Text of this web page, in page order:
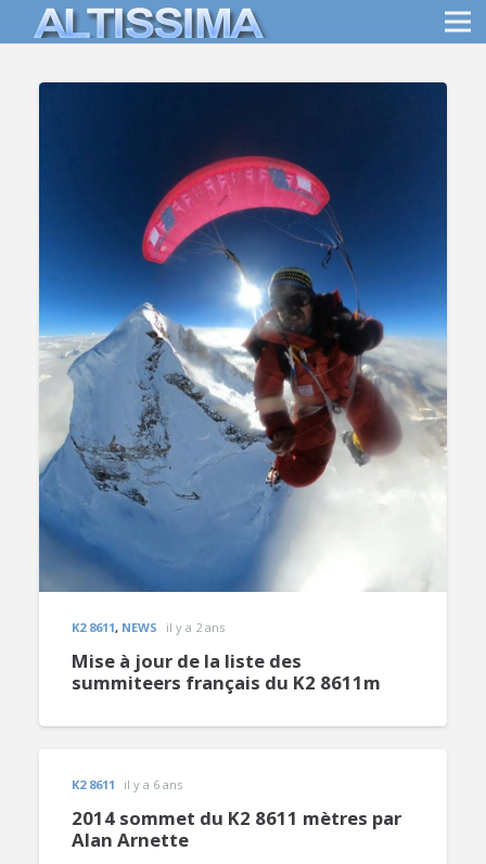
K2 8611, NEWS il y a 2 ans
Mise à jour de la liste des
summiteers français du K2 8611m
K2 8611 il y a 6 ans
2014 sommet du K2 8611 mètres par
Alan Arnette